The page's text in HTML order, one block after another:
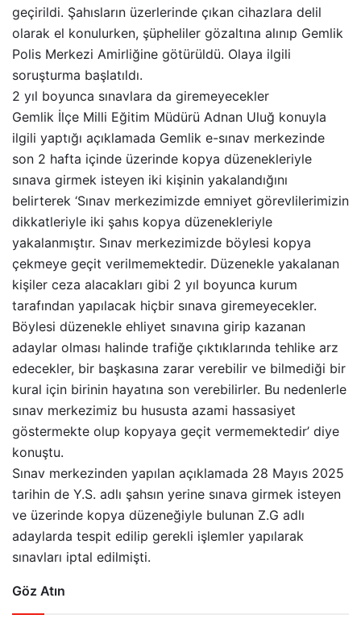
geçirildi. Şahısların üzerlerinde çıkan cihazlara delil
olarak el konulurken, şüpheliler gözaltına alınıp Gemlik
Polis Merkezi Amirliğine götürüldü. Olaya ilgili
soruşturma başlatıldı.
2 yıl boyunca sınavlara da giremeyecekler
Gemlik İlçe Milli Eğitim Müdürü Adnan Uluğ konuyla
ilgili yaptığı açıklamada Gemlik e-sınav merkezinde
son 2 hafta içinde üzerinde kopya düzenekleriyle
sınava girmek isteyen iki kişinin yakalandığını
belirterek ‘Sınav merkezimizde emniyet görevlilerimizin
dikkatleriyle iki şahıs kopya düzenekleriyle
yakalanmıştır. Sınav merkezimizde böylesi kopya
çekmeye geçit verilmemektedir. Düzenekle yakalanan
kişiler ceza alacakları gibi 2 yıl boyunca kurum
tarafından yapılacak hiçbir sınava giremeyecekler.
Böylesi düzenekle ehliyet sınavına girip kazanan
adaylar olması halinde trafiğe çıktıklarında tehlike arz
edecekler, bir başkasına zarar verebilir ve bilmediği bir
kural için birinin hayatına son verebilirler. Bu nedenlerle
sınav merkezimiz bu hususta azami hassasiyet
göstermekte olup kopyaya geçit vermemektedir’ diye
konuştu.
Sınav merkezinden yapılan açıklamada 28 Mayıs 2025
tarihin de Y.S. adlı şahsın yerine sınava girmek isteyen
ve üzerinde kopya düzeneğiyle bulunan Z.G adlı
adaylarda tespit edilip gerekli işlemler yapılarak
sınavları iptal edilmişti.
Göz Atın